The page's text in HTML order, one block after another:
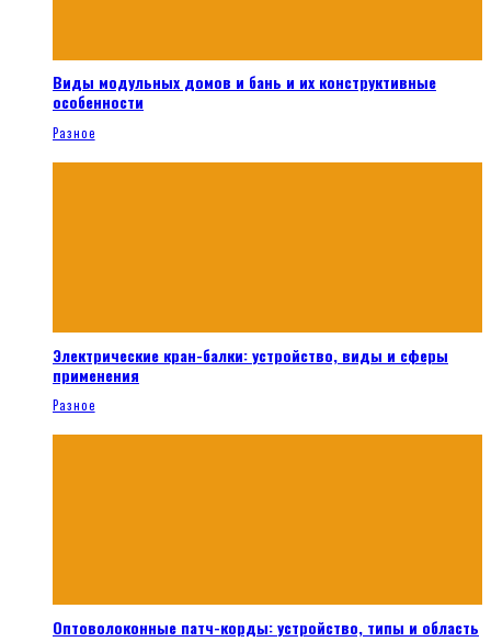
Виды модульных домов и бань и их конструктивные
особенности
Разное
Электрические кран-балки: устройство, виды и сферы
применения
Разное
Оптоволоконные патч-корды: устройство, типы и область